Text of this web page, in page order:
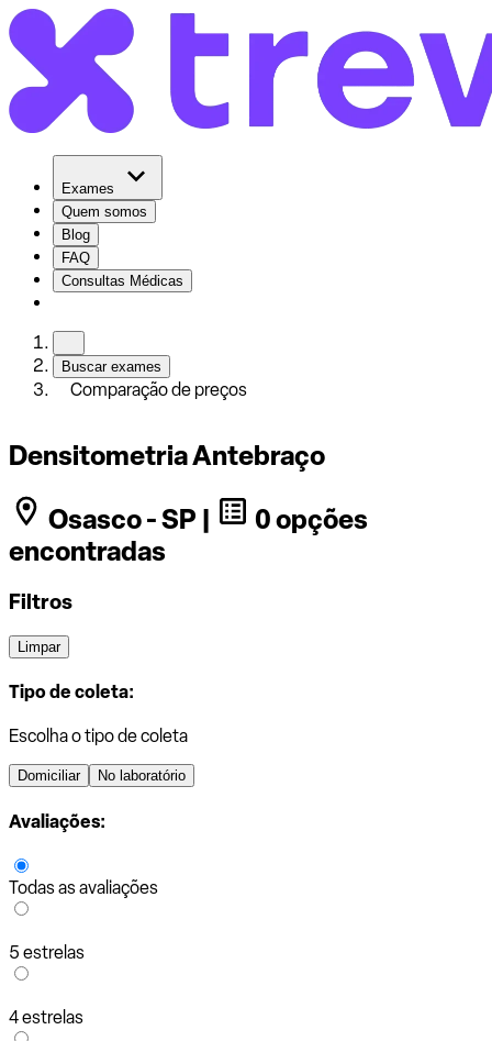
Exames
Quem somos
Blog
FAQ
Consultas Médicas
Buscar exames
Comparação de preços
Densitometria Antebraço
Osasco - SP |
0 opções
encontradas
Filtros
Limpar
Tipo de coleta:
Escolha o tipo de coleta
Domiciliar No laboratório
Avaliações:
Todas as avaliações
5 estrelas
4 estrelas